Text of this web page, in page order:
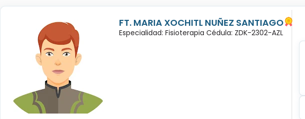
FT. MARIA XOCHITL NUÑEZ SANTIAGO
Especialidad: Fisioterapia Cédula: ZDK-2302-AZL